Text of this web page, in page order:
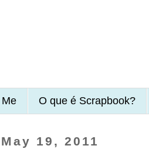
O que é Scrapbook?
19, 2011